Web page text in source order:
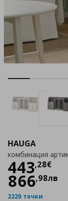
HAUGA
комбинация
443,28€
Цена
866,98лв
2220 точки